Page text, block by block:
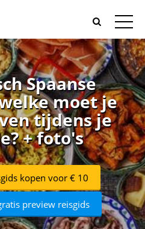
Spaanse
moet je
tijdens je
+ foto's
kopen voor € 10
preview reisgids